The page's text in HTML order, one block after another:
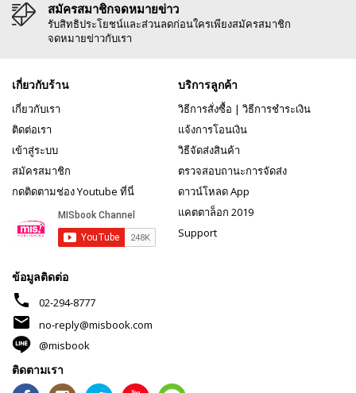
สมัครสมาชิกจดหมายข่าว
รับสิทธิประโยชน์และส่วนลดก่อนใครเพียงสมัครสมาชิก
จดหมายข่าวกับเรา
เกี่ยวกับร้าน
เกี่ยวกับเรา
ติดต่อเรา
เข้าสู่ระบบ
สมัครสมาชิก
กดติดตามช่อง Youtube ที่นี่
บริการลูกค้า
วิธีการสั่งซื้อ | วิธีการชำระเงิน
แจ้งการโอนเงิน
วิธีจัดส่งสินค้า
ตรวจสอบถานะการจัดส่ง
ดาวน์โหลด App
แคตตาล็อก 2019
Support
ข้อมูลติดต่อ
phone 02-294-8777
mail
no-reply@misbook.com
@misbook
ติดตามเรา